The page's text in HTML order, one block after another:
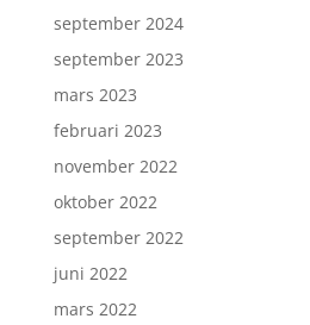
september 2024
september 2023
mars 2023
februari 2023
november 2022
oktober 2022
september 2022
juni 2022
mars 2022